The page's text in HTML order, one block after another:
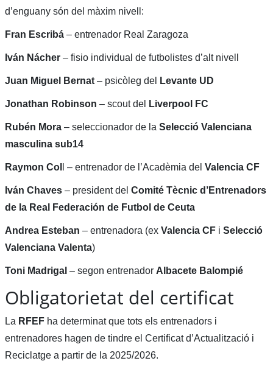
d’enguany són del màxim nivell:
Fran Escribá – entrenador Real Zaragoza
Iván Nácher– fisio individual de futbolistes d’alt nivell
Juan Miguel Bernat– psicòleg del Levante UD
Jonathan Robinson – scout del Liverpool FC
Rubén Mora– seleccionador de la Selecció Valenciana
masculina sub14
Raymon Col l – entrenador de l’Acadèmia del Valencia CF
Iván Chaves– president del Comité Tècnic d’Entrenadors
de la Real Federación de Futbol de Ceuta
Andrea Esteban – entrenadora (ex Valencia CFi Selecció
Valenciana Valenta)
Toni Madrigal – segon entrenador Albacete Balompié
Obligatorietat del certificat
La RFEFha determinat que tots els entrenadors i
entrenadores hagen de tindre el Certificat d’Actualització i
Reciclatge a partir de la 2025/2026.